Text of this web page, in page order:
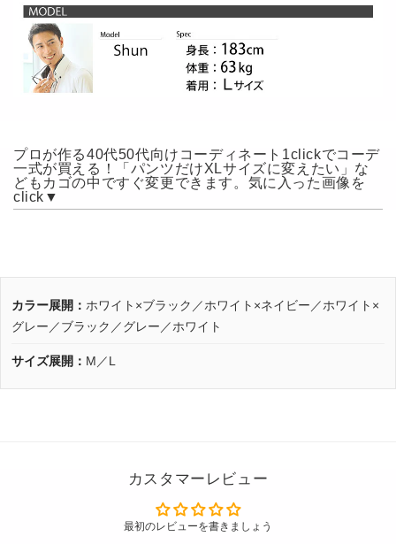
プロが作る40代50代向けコーディネート1clickでコーデ
一式が買える！「パンツだけXLサイズに変えたい」な
どもカゴの中ですぐ変更できます。気に入った画像を
click▼
カラー展開： ホワイト×ブラック／ホワイト×ネイビー／ホワイト×
グレー／ブラック／グレー／ホワイト
サイズ展開： M／L
カスタマーレビュー
最初のレビューを書きましょう